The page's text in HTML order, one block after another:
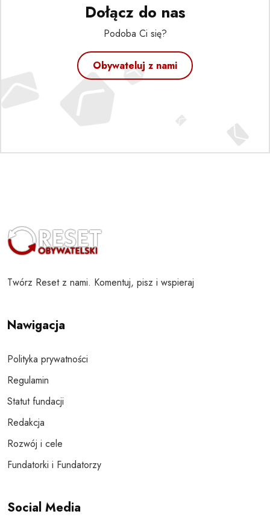
Dołącz do nas
Podoba Ci się?
Obywateluj z nami
Twórz Reset z nami. Komentuj, pisz i wspieraj
Nawigacja
Polityka prywatności
Regulamin
Statut fundacji
Redakcja
Rozwój i cele
Fundatorki i Fundatorzy
Social Media